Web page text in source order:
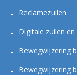
Reclamezuilen
Digitale zuilen en
Bewegwijzering
Bewegwijzering